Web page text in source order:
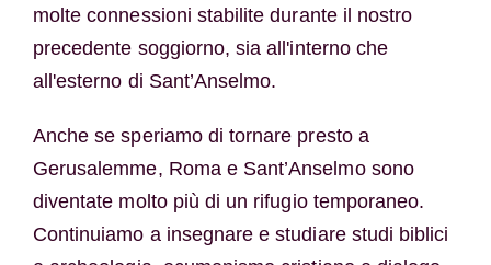
molte connessioni stabilite durante il nostro
precedente soggiorno, sia all'interno che
all'esterno di Sant’Anselmo.
Anche se speriamo di tornare presto a
Gerusalemme, Roma e Sant’Anselmo sono
diventate molto più di un rifugio temporaneo.
Continuiamo a insegnare e studiare studi biblici